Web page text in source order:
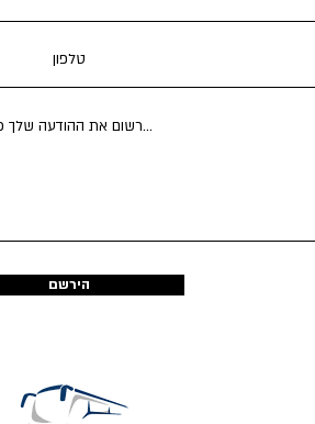
הירשם